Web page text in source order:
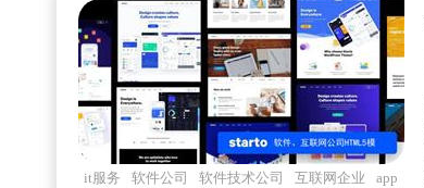
it服务 软件公司 软件技术公司 互联网企业
app